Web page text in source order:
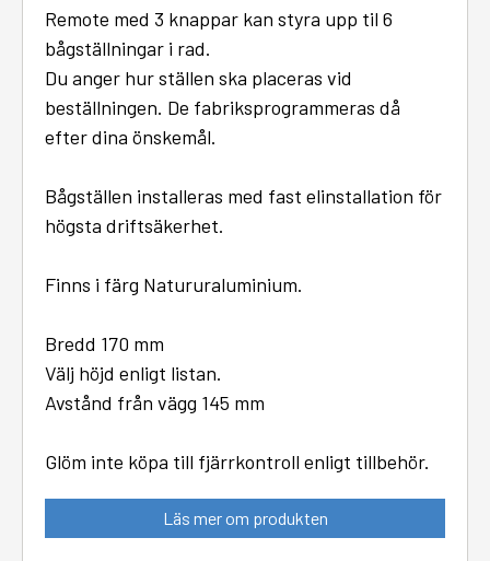
Remote med 3 knappar kan styra upp til 6
bågställningar i rad.
Du anger hur ställen ska placeras vid
beställningen. De fabriksprogrammeras då
efter dina önskemål.
Bågställen installeras med fast elinstallation för
högsta driftsäkerhet.
Finns i färg Natururaluminium.
Bredd 170 mm
Välj höjd enligt listan.
Avstånd från vägg 145 mm
Glöm inte köpa till fjärrkontroll enligt tillbehör.
Läs mer om produkten